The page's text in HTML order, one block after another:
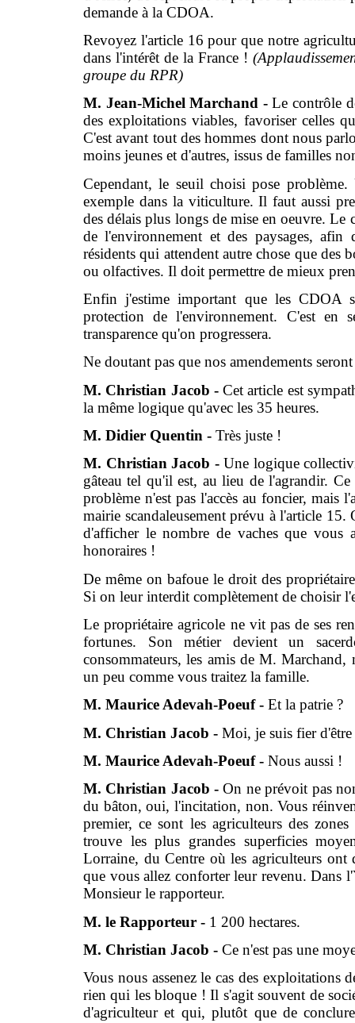
demande à la CDOA.
Revoyez l'article 16 pour que notre
dans l'intérêt de la France !
groupe du RPR)
M. Jean-Michel Marchand -Le contrôle
des exploitations viables, favoriser celles
C'est avant tout des hommes dont nous
moins jeunes et d'autres, issus de familles
Cependant, le seuil choisi pose
exemple dans la viticulture. Il faut aussi
des délais plus longs de mise en oeuvre.
de l'environnement et des paysages,
résidents qui attendent autre chose que des
ou olfactives. Il doit permettre de mieux
Enfin j'estime important que les CDOA
protection de l'environnement. C'est en
transparence qu'on progressera.
Ne doutant pas que nos amendements
M. Christian Jacob -Cet article est
la même logique qu'avec les 35 heures.
M. Didier Quentin - Très juste !
M. Christian Jacob -Une logique
gâteau tel qu'il est, au lieu de l'agrandir.
problème n'est pas l'accès au foncier, mais
mairie scandaleusement prévu à l'article
d'afficher le nombre de vaches que vous
honoraires !
De même on bafoue le droit des
Si on leur interdit complètement de choisir
Le propriétaire agricole ne vit pas de ses
fortunes. Son métier devient un
consommateurs, les amis de M.
un peu comme vous traitez la famille.
M. Maurice Adevah-Poeuf - Et la patrie ?
M. Christian Jacob - Moi, je suis fier
M. Maurice Adevah-Poeuf - Nous aussi !
M. Christian Jacob -On ne prévoit pas
du bâton, oui, l'incitation, non. Vous
premier, ce sont les agriculteurs des
trouve les plus grandes superficies
Lorraine, du Centre où les agriculteurs
que vous allez conforter leur revenu. Dans
Monsieur le rapporteur.
M. le Rapporteur - 1 200 hectares.
M. Christian Jacob - Ce n'est pas une
Vous nous assenez le cas des
rien qui les bloque ! Il s'agit souvent de
d'agriculteur et qui, plutôt que de